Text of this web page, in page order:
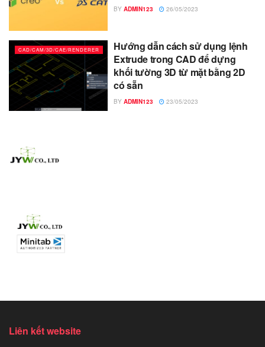
BY ADMIN123 26/05/2023
CAD/CAM/3D/CAE/RENDERER
Hướng dẫn cách sử dụng lệnh
Extrude trong CAD để dựng
khối tường 3D từ mặt bằng 2D
có sẵn
BY ADMIN123 23/05/2023
Liên kết website